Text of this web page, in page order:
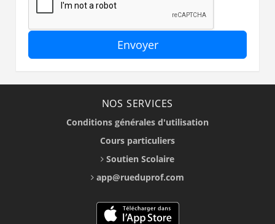
Envoyer
NOS SERVICES
Conditions générales d'utilisation
Cours particuliers
Soutien Scolaire
app@rueduprof.com